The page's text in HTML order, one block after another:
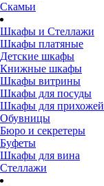
Скамьи
Шкафы и Стеллажи
Шкафы платяные
Детские шкафы
Книжные шкафы
Шкафы витрины
Шкафы для посуды
Шкафы для прихожей
Обувницы
Бюро и секретеры
Буфеты
Шкафы для вина
Стеллажи